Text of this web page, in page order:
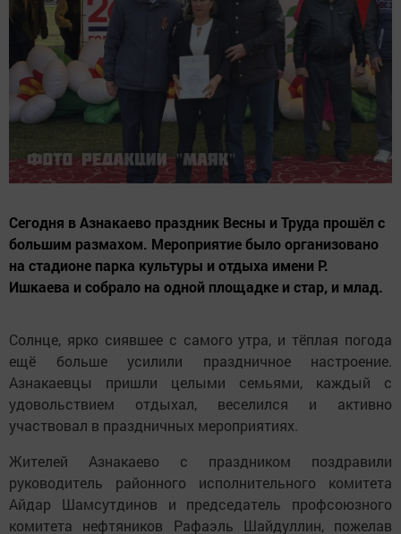
Сегодня в Азнакаево праздник Весны и Труда прошёл с
большим размахом. Мероприятие было организовано
на стадионе парка культуры и отдыха имени Р.
Ишкаева и собрало на одной площадке и стар, и млад.
Солнце, ярко сиявшее с самого утра, и тёплая погода
ещё больше усилили праздничное настроение.
Азнакаевцы пришли целыми семьями, каждый с
удовольствием отдыхал, веселился и активно
участвовал в праздничных мероприятиях.
Жителей Азнакаево с праздником поздравили
руководитель районного исполнительного комитета
Айдар Шамсутдинов и председатель профсоюзного
комитета нефтяников Рафаэль Шайдуллин, пожелав